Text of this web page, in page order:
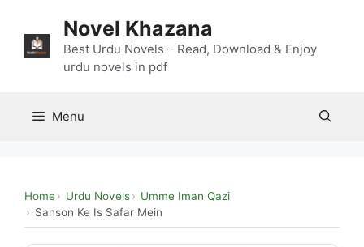
content
Novel Khazana
Best Urdu Novels – Read, Download & Enjoy
urdu novels in pdf
Menu
Home Urdu Novels
Umme Iman Qazi
Sanson Ke Is Safar Mein